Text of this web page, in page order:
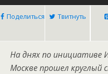
Поделиться Твитнуть
На днях по инициативе
Москве прошел круглый